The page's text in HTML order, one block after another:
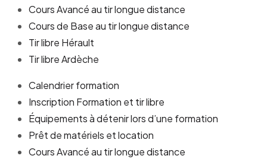
Cours Avancé au tir longue distance
Cours de Base au tir longue distance
Tir libre Hérault
Tir libre Ardèche
Calendrier formation
Inscription Formation et tir libre
Équipements à détenir lors d’une formation
Prêt de matériels et location
Cours Avancé au tir longue distance